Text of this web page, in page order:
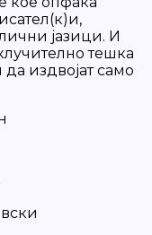
јазици. И
тешка
издвојат само